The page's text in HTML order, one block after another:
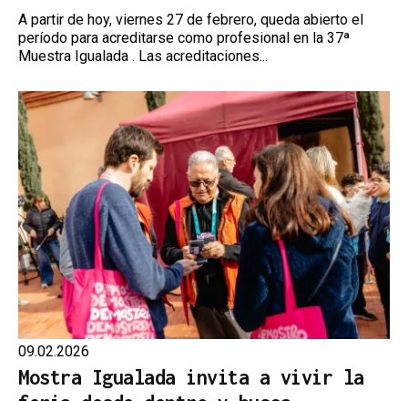
A partir de hoy, viernes 27 de febrero, queda abierto el
período para acreditarse como profesional en la 37ª
Muestra Igualada . Las acreditaciones...
09.02.2026
Mostra Igualada invita a vivir la